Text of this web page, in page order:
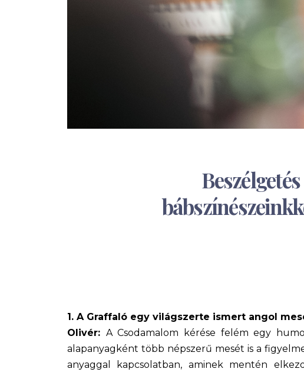
1. A Graffaló egy világszerte ismert angol
Olivér: A Csodamalom kérése felém egy
alapanyagként több népszerű mesét is a
anyaggal kapcsolatban, aminek mentén